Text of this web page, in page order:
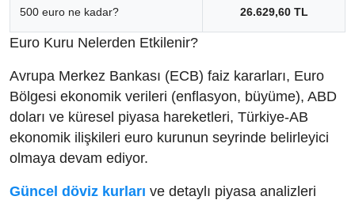
500 euro ne kadar? 26.629,60 TL
Euro Kuru Nelerden Etkilenir?
Avrupa Merkez Bankası (ECB) faiz kararları, Euro
Bölgesi ekonomik verileri (enflasyon, büyüme), ABD
doları ve küresel piyasa hareketleri, Türkiye-AB
ekonomik ilişkileri euro kurunun seyrinde belirleyici
olmaya devam ediyor.
Güncel döviz kurları ve detaylı piyasa analizleri